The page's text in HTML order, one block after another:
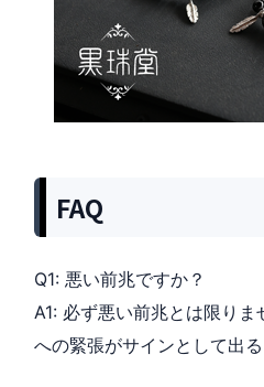
FAQ
Q1: 悪い前兆ですか？
A1: 必ず悪い前兆とは限り
への緊張がサインとして出る